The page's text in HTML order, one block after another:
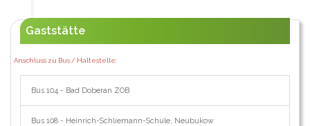
Gaststätte
Anschluss zu Bus / Haltestelle:
Bus 104 - Bad Doberan ZOB
Bus 108 - Heinrich-Schliemann-Schule, Neubukow